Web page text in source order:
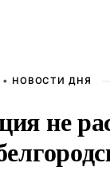
НОВОСТИ ДНЯ
не